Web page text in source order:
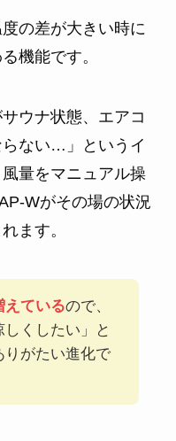
の差が大きい時に
機能です。
ウナ状態、エアコ
ない…」というイ
量をマニュアル操
Wがその場の状況
ます。
えているので、
しくしたい」と
りがたい進化で